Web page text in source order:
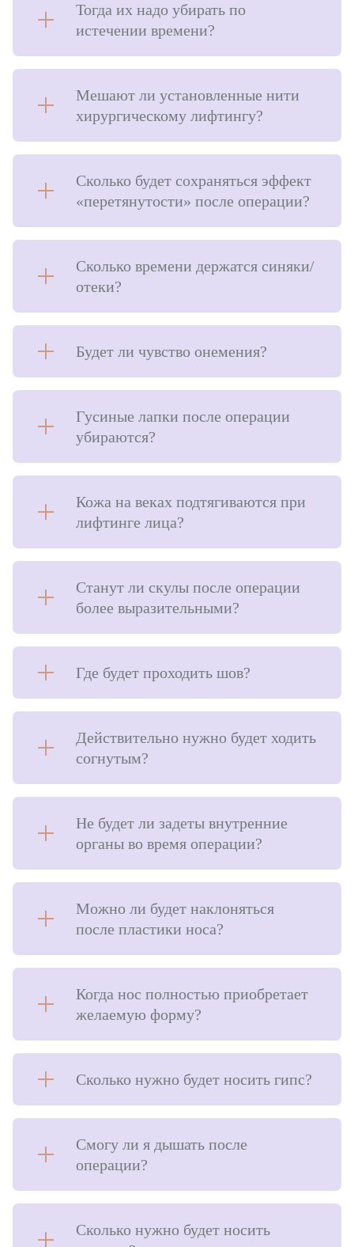
Тогда их надо убирать по
истечении времени?
Мешают ли установленные нити
хирургическому лифтингу?
Сколько будет сохраняться эффект
«перетянутости» после операции?
Сколько времени держатся синяки/
отеки?
Будет ли чувство онемения?
Гусиные лапки после операции
убираются?
Кожа на веках подтягиваются при
лифтинге лица?
Станут ли скулы после операции
более выразительными?
Где будет проходить шов?
Действительно нужно будет ходить
согнутым?
Не будет ли задеты внутренние
органы во время операции?
Можно ли будет наклоняться
после пластики носа?
Когда нос полностью приобретает
желаемую форму?
Сколько нужно будет носить гипс?
Смогу ли я дышать после
операции?
Сколько нужно будет носить